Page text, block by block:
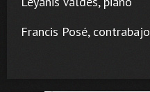
Francis Posé, contrabajo